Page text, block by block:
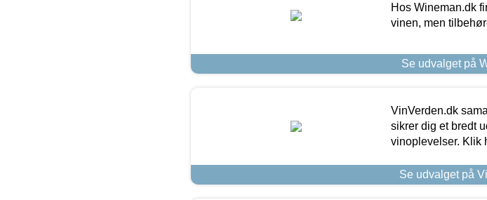
Hos Wineman.dk
vinen, men
Se udvalget på
VinVerden.dk
sikrer dig et bredt
vinoplevelser. Klik
Se udvalget på